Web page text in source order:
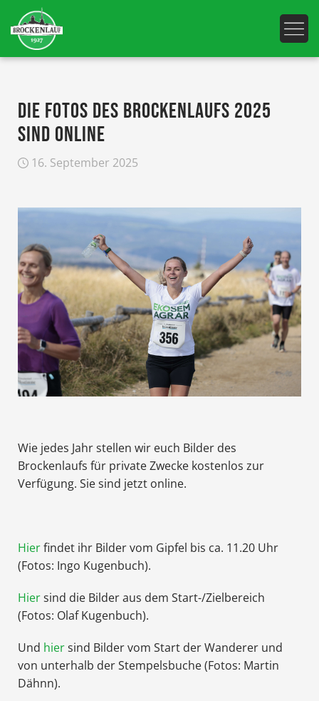
DIE FOTOS DES BROCKENLAUFS 2025
SIND ONLINE
16. September 2025
Wie jedes Jahr stellen wir euch Bilder des
Brockenlaufs für private Zwecke kostenlos zur
Verfügung. Sie sind jetzt online.
Hierfindet ihr Bilder vom Gipfel bis ca. 11.20 Uhr
(Fotos: Ingo Kugenbuch).
Hiersind die Bilder aus dem Start-/Zielbereich
(Fotos: Olaf Kugenbuch).
Und hiersind Bilder vom Start der Wanderer und
von unterhalb der Stempelsbuche (Fotos: Martin
Dähnn).